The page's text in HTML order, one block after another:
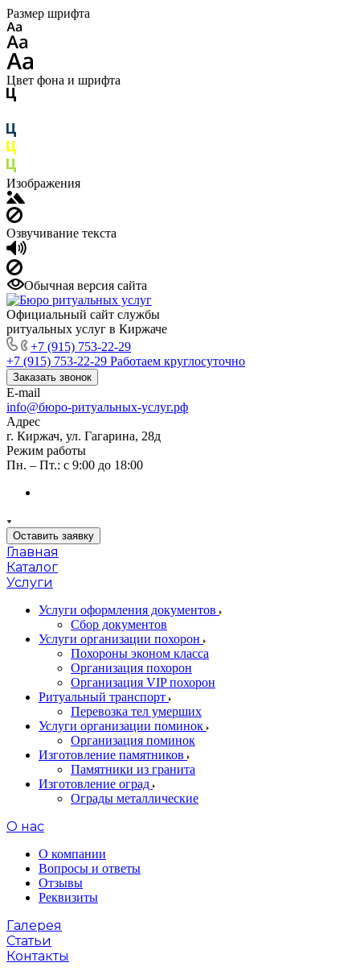
Размер шрифта
Цвет фона и шрифта
Изображения
Озвучивание текста
Обычная версия сайта
Официальный сайт службы
ритуальных услуг в Киржаче
+7 (915) 753-22-29
+7 (915) 753-22-29 Работаем круглосуточно
Заказать звонок
E-mail
info@бюро-ритуальных-услуг.рф
Адрес
г. Киржач, ул. Гагарина, 28д
Режим работы
Пн. – Пт.: с 9:00 до 18:00
Оставить заявку
Главная
Каталог
Услуги
Услуги оформления документов
Сбор документов
Услуги организации похорон
Похороны эконом класса
Организация похорон
Организация VIP похорон
Ритуальный транспорт
Перевозка тел умерших
Услуги организации поминок
Организация поминок
Изготовление памятников
Памятники из гранита
Изготовление оград
Ограды металлические
О нас
О компании
Вопросы и ответы
Отзывы
Реквизиты
Галерея
Статьи
Контакты